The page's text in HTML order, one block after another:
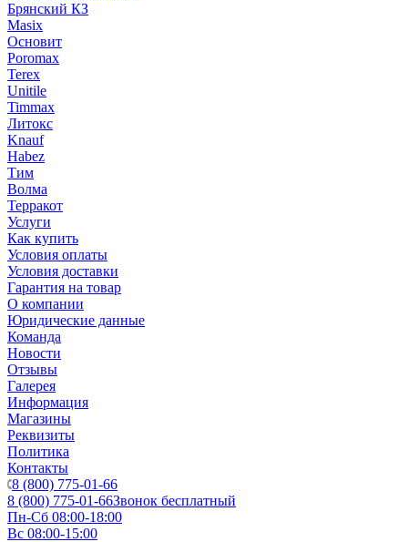
Брянский КЗ
Masix
Основит
Poromax
Terex
Unitile
Timmax
Литокс
Knauf
Habez
Тим
Волма
Терракот
Услуги
Как купить
Условия оплаты
Условия доставки
Гарантия на товар
О компании
Юридические данные
Команда
Новости
Отзывы
Галерея
Информация
Магазины
Реквизиты
Политика
Контакты
8 (800) 775-01-66
8 (800) 775-01-66Звонок бесплатный
Пн-Сб 08:00-18:00
Вс 08:00-15:00